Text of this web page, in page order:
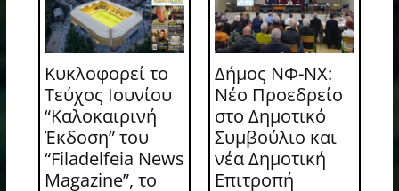
Κυκλοφορεί το
Τεύχος Ιουνίου
“Καλοκαιρινή
Έκδοση” του
“Filadelfeia News
Magazine”, το
Δήμος ΝΦ-ΝΧ:
Νέο Προεδρείο
στο Δημοτικό
Συμβούλιο και
νέα Δημοτική
Επιτροπή